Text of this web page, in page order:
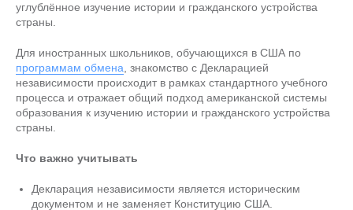
углублённое изучение истории и гражданского устройства
страны.
Для иностранных школьников, обучающихся в США по
программам обмена , знакомство с Декларацией
независимости происходит в рамках стандартного учебного
процесса и отражает общий подход американской системы
образования к изучению истории и гражданского устройства
страны.
Что важно учитывать
Декларация независимости является историческим
документом и не заменяет Конституцию США.